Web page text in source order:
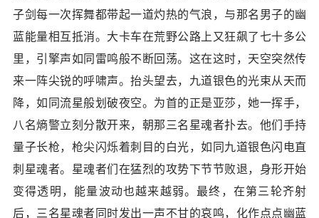
子剑每一次挥舞都带起一道灼热的气浪，与那名男子的幽
蓝能量相互抵消。大卡车在荒野公路上又狂飙了七十多公
里，引擎声如同雷鸣般不断回荡。这在这时，天空突然传
来一阵尖锐的呼啸声。抬头望去，九道银色的光束从天而
降，如同流星般划破夜空。为首的正是亚莎，她一挥手，
八名熵警立刻分散开来，朝那三名星魂者扑去。他们手持
量子长枪，枪尖闪烁着刺目的白光，如同九道银色闪电直
刺星魂者。星魂者们在猛烈的攻势下节节败退，身形开始
变得透明，能量波动也越来越弱。最终，在第三轮齐射
后，三名星魂者同时发出一声不甘的哀鸣，化作点点幽蓝